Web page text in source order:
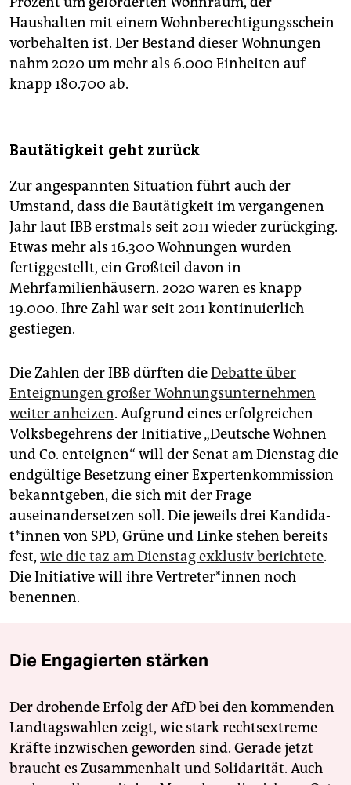
Haushalten mit einem Wohnberechtigungsschein
vorbehalten ist. Der Bestand dieser Wohnungen
nahm 2020 um mehr als 6.000 Einheiten auf
knapp 180.700 ab.
Bautätigkeit geht zurück
Zur angespannten Situation führt auch der
Umstand, dass die Bautätigkeit im vergangenen
Jahr laut IBB erstmals seit 2011 wieder zurückging.
Etwas mehr als 16.300 Wohnungen wurden
fertiggestellt, ein Großteil davon in
Mehrfamilienhäusern. 2020 waren es knapp
19.000. Ihre Zahl war seit 2011 kontinuierlich
gestiegen.
Die Zahlen der IBB dürften dieDebatte über
Enteignungen großer Wohnungsunternehmen
weiter anheizen. Aufgrund eines erfolgreichen
Volksbegehrens der Initiative „Deutsche Wohnen
und Co. enteignen“ will der Senat am Dienstag die
endgültige Besetzung einer Expertenkommission
bekanntgeben, die sich mit der Frage
auseinandersetzen soll. Die jeweils drei Kan­di­da­
t*in­nen von SPD, Grüne und Linke stehen bereits
fest, wie die taz am Dienstag exklusiv berichtete.
Die Initiative will ihre Ver­tre­te­r*in­nen noch
benennen.
Die Engagierten stärken
Der drohende Erfolg der AfD bei den kommenden
Landtagswahlen zeigt, wie stark rechtsextreme
Kräfte inzwischen geworden sind. Gerade jetzt
braucht es Zusammenhalt und Solidarität. Auch